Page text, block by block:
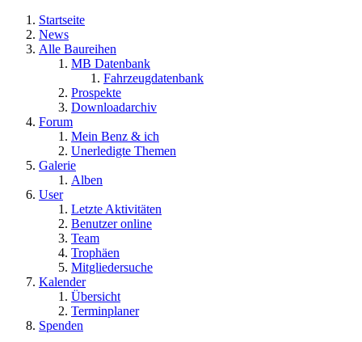
Startseite
News
Alle Baureihen
MB Datenbank
Fahrzeugdatenbank
Prospekte
Downloadarchiv
Forum
Mein Benz & ich
Unerledigte Themen
Galerie
Alben
User
Letzte Aktivitäten
Benutzer online
Team
Trophäen
Mitgliedersuche
Kalender
Übersicht
Terminplaner
Spenden